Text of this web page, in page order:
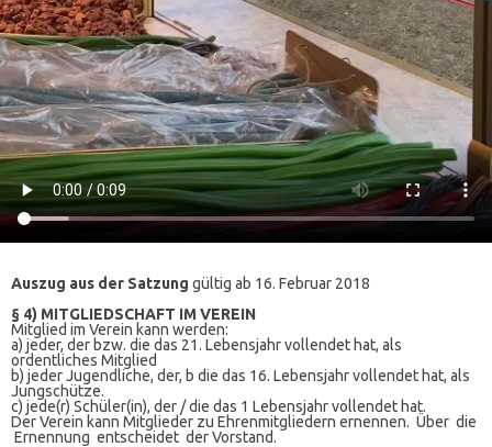
Auszug aus der Satzung gültig ab 16. Februar 2018
§ 4) MITGLIEDSCHAFT IM VEREIN
Mitglied im Verein kann werden:
a) jeder, der bzw. die das 21. Lebensjahr vollendet hat, als
ordentliches Mitglied
b) jeder Jugendliche, der, b die das 16. Lebensjahr vollendet hat, als
Jungschütze.
c) jede(r) Schüler(in), der / die das 1 Lebensjahr vollendet hat.
Der Verein kann Mitglieder zu Ehrenmitgliedern ernennen. Über die
Ernennung entscheidet der Vorstand.